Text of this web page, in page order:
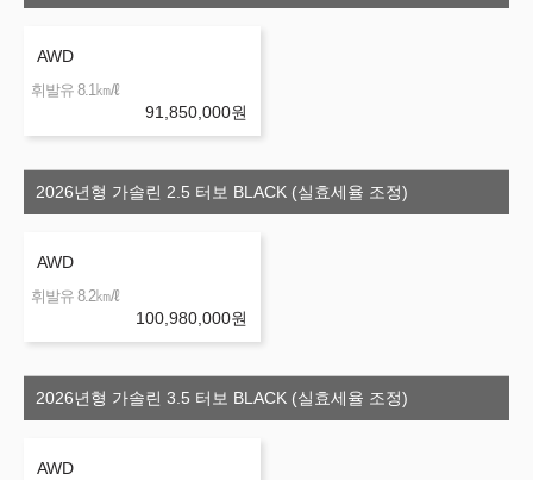
AWD
휘발유 8.1㎞/ℓ
91,850,000원
2026년형 가솔린 2.5 터보 BLACK (실효세율 조정)
AWD
휘발유 8.2㎞/ℓ
100,980,000원
2026년형 가솔린 3.5 터보 BLACK (실효세율 조정)
AWD